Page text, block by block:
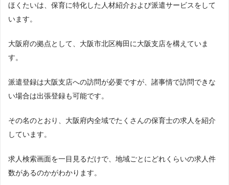
ほくたいは、保育に特化した人材紹介および派遣サービスをして
います。
大阪府の拠点として、大阪市北区梅田に大阪支店を構えていま
す。
派遣登録は大阪支店への訪問が必要ですが、諸事情で訪問できな
い場合は出張登録も可能です。
その名のとおり、大阪府内全域でたくさんの保育士の求人を紹介
しています。
求人検索画面を一目見るだけで、地域ごとにどれくらいの求人件
数があるのかがわかります。